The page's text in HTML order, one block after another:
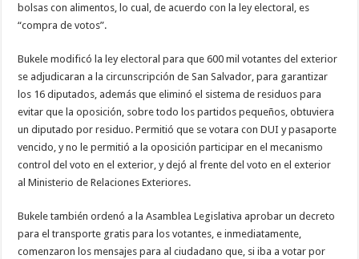
bolsas con alimentos, lo cual, de acuerdo con la ley electoral, es
“compra de votos”.
Bukele modificó la ley electoral para que 600 mil votantes del exterior
se adjudicaran a la circunscripción de San Salvador, para garantizar
los 16 diputados, además que eliminó el sistema de residuos para
evitar que la oposición, sobre todo los partidos pequeños, obtuviera
un diputado por residuo. Permitió que se votara con DUI y pasaporte
vencido, y no le permitió a la oposición participar en el mecanismo
control del voto en el exterior, y dejó al frente del voto en el exterior
al Ministerio de Relaciones Exteriores.
Bukele también ordenó a la Asamblea Legislativa aprobar un decreto
para el transporte gratis para los votantes, e inmediatamente,
comenzaron los mensajes para al ciudadano que, si iba a votar por